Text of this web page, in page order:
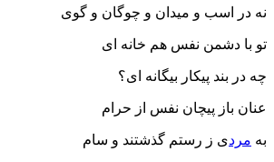
نه در اسب و میدان و چوگان و گوی
تو با دشمن نفس هم خانه ای
چه در بند پیکار بیگانه ای؟
عنان باز پیچان نفس از حرام
به مردی ز رستم گذشتند و سام